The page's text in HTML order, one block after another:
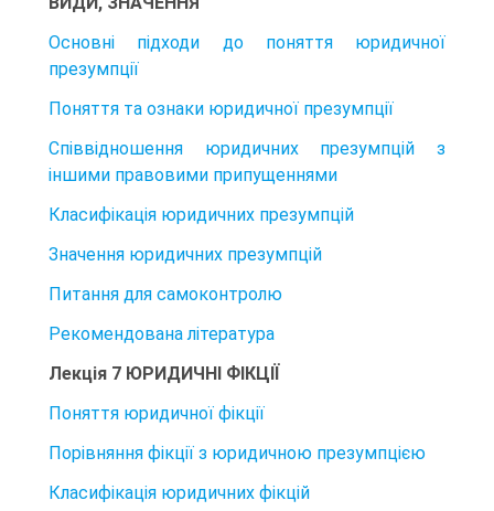
Основні підходи до поняття юридичної
презумпції
Поняття та ознаки юридичної презумпції
Співвідношення юридичних презумпцій з
іншими правовими припущеннями
Класифікація юридичних презумпцій
Значення юридичних презумпцій
Питання для самоконтролю
Рекомендована література
Лекція 7 ЮРИДИЧНІ ФІКЦІЇ
Поняття юридичної фікції
Порівняння фікції з юридичною презумпцією
Класифікація юридичних фікцій